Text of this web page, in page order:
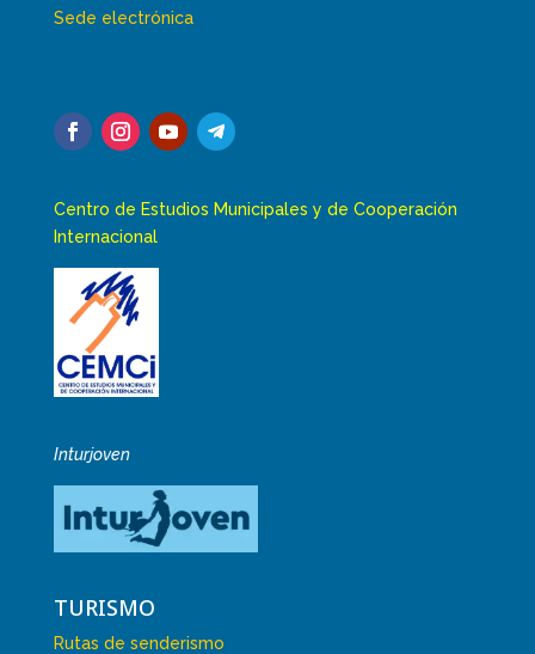
Sede electrónica
Centro de Estudios Municipales y de Cooperación
Internacional
Inturjoven
TURISMO
Rutas de senderismo